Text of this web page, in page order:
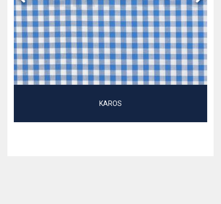
KAROS